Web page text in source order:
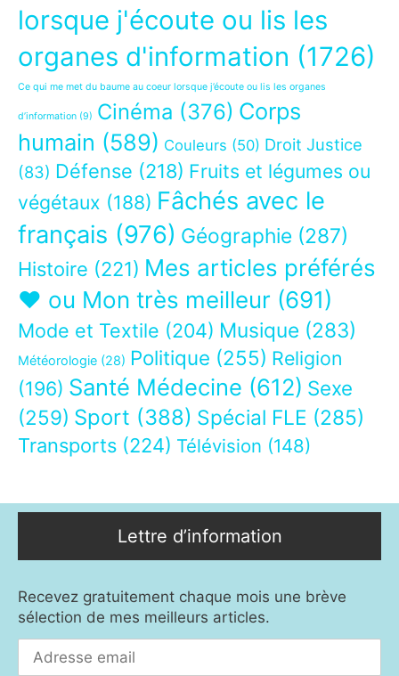
lorsque j'écoute ou lis les
organes d'information (1726)
Ce qui me met du baume au coeur lorsque j’écoute ou lis les organes
d’information (9) Cinéma (376) Corps
humain (589) Couleurs (50) Droit Justice
(83) Défense (218) Fruits et légumes ou
végétaux (188) Fâchés avec le
français (976) Géographie (287)
Histoire (221) Mes articles préférés
❤ ou Mon très meilleur (691)
Mode et Textile (204) Musique (283)
Météorologie (28) Politique (255) Religion
(196) Santé Médecine (612) Sexe
(259) Sport (388) Spécial FLE (285)
Transports (224) Télévision (148)
Lettre d’information
Recevez gratuitement chaque mois une brève
sélection de mes meilleurs articles.